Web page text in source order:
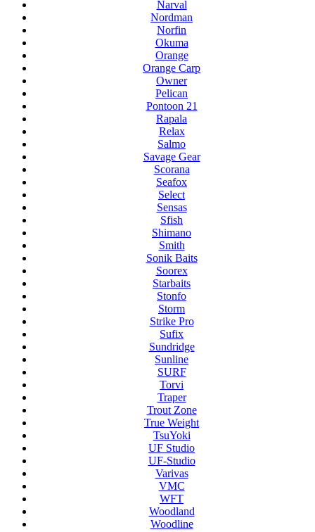
Narval
Nordman
Norfin
Okuma
Orange
Orange Carp
Owner
Pelican
Pontoon 21
Rapala
Relax
Salmo
Savage Gear
Scorana
Seafox
Select
Sensas
Sfish
Shimano
Smith
Sonik Baits
Soorex
Starbaits
Stonfo
Storm
Strike Pro
Sufix
Sundridge
Sunline
SURF
Torvi
Traper
Trout Zone
True Weight
TsuYoki
UF Studio
UF-Studio
Varivas
VMC
WFT
Woodland
Woodline